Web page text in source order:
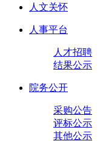
人文关怀
人事平台
人才招聘
结果公示
院务公开
采购公告
评标公示
其他公示